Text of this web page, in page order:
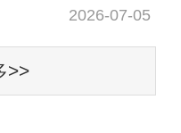
2026-07-05
>>